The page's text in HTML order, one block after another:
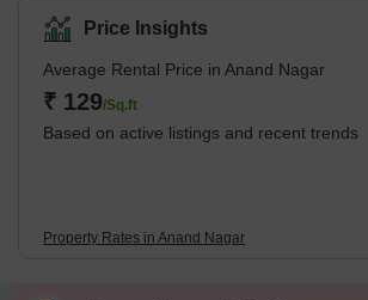
Price Insights
Average Rental Price in Anand Nagar
₹ 129/Sq.ft
Based on active listings and recent trends
Property Rates in Anand Nagar